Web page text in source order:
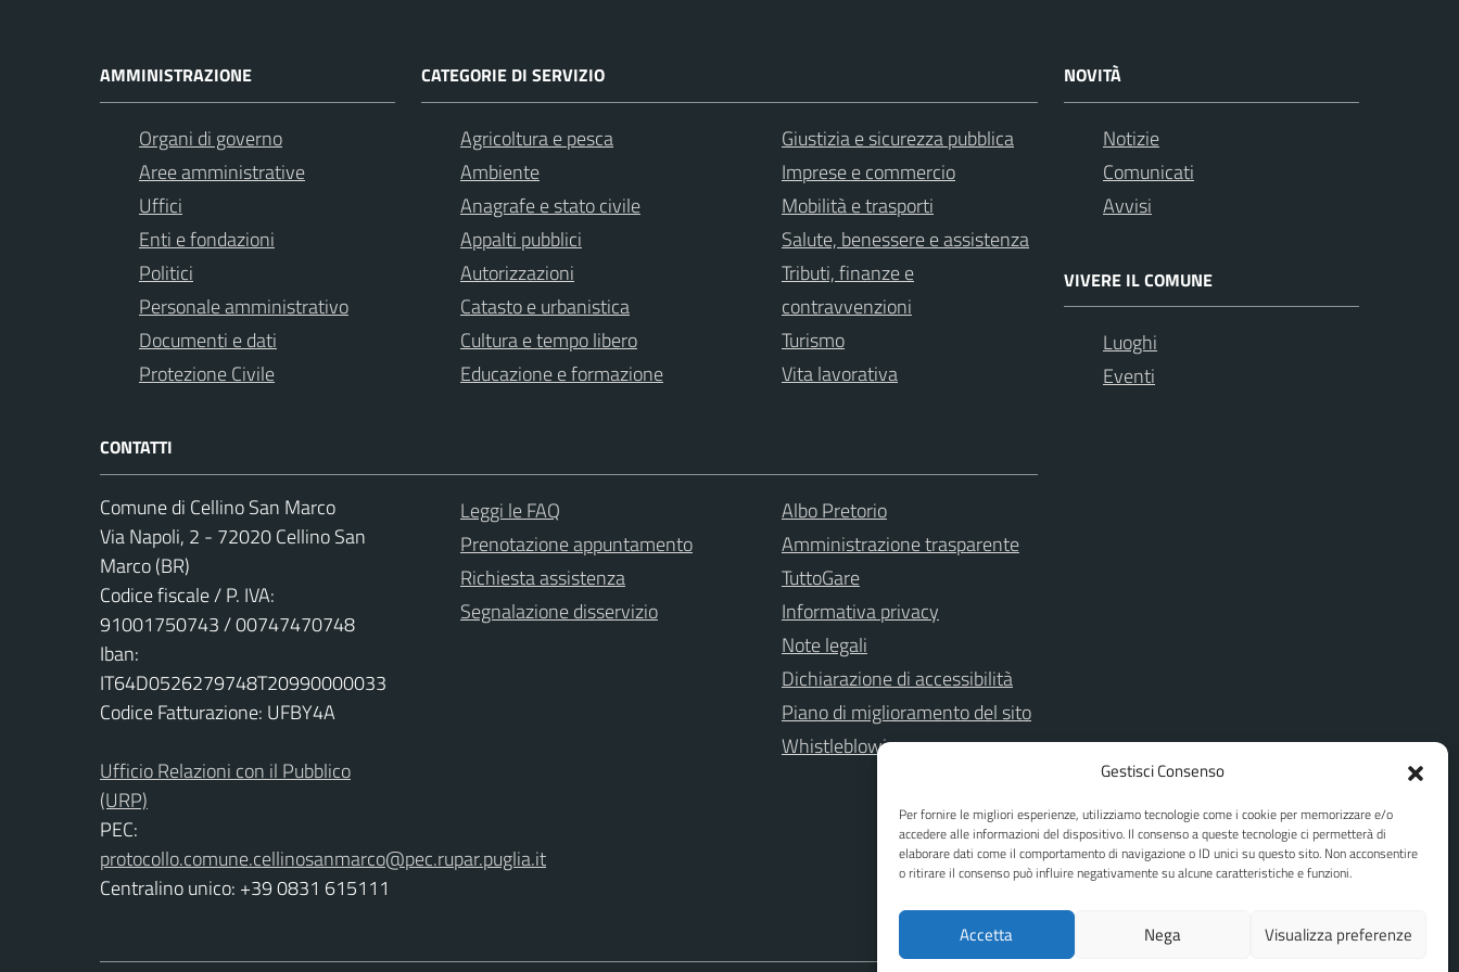
Gestisci Consenso
Per fornire le migliori esperienze, utilizziamo tecnologie come i cookie per memorizzare e/o
accedere alle informazioni del dispositivo. Il consenso a queste tecnologie ci permetterà di
elaborare dati come il comportamento di navigazione o ID unici su questo sito. Non acconsentire
o ritirare il consenso può influire negativamente su alcune caratteristiche e funzioni.
Accetta Nega Visualizza preferenze
AMMINISTRAZIONE
Organi di governo
Aree amministrative
Uffici
Enti e fondazioni
Politici
Personale amministrativo
Documenti e dati
Protezione Civile
CATEGORIE DI SERVIZIO
Agricoltura e pesca
Ambiente
Anagrafe e stato civile
Appalti pubblici
Autorizzazioni
Catasto e urbanistica
Cultura e tempo libero
Educazione e formazione
Giustizia e sicurezza pubblica
Imprese e commercio
Mobilità e trasporti
Salute, benessere e assistenza
Tributi, finanze e
contravvenzioni
Turismo
Vita lavorativa
NOVITÀ
Notizie
Comunicati
Avvisi
VIVERE IL COMUNE
Luoghi
Eventi
CONTATTI
Comune di Cellino San Marco
Via Napoli, 2 - 72020 Cellino San
Marco (BR)
Codice fiscale / P. IVA:
91001750743 / 00747470748
Iban:
IT64D0526279748T20990000033
Codice Fatturazione: UFBY4A
Ufficio Relazioni con il Pubblico
(URP)
PEC:
protocollo.comune.cellinosanmarco@pec.rupar.puglia.it
Centralino unico: +39 0831 615111
Leggi le FAQ
Prenotazione appuntamento
Richiesta assistenza
Segnalazione disservizio
Albo Pretorio
Amministrazione trasparente
TuttoGare
Informativa privacy
Note legali
Dichiarazione di accessibilità
Piano di miglioramento del sito
Whistleblowing